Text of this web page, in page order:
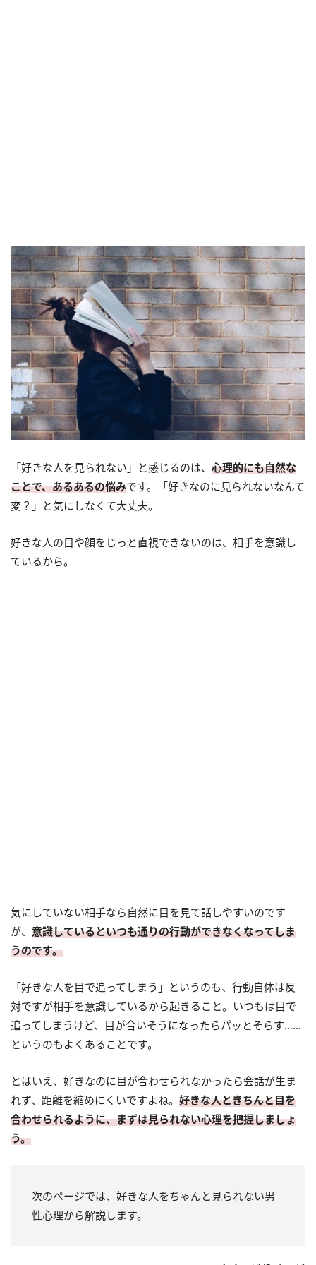
「好きな人を見られない」と感じるのは、 心理的にも自然な
ことで、あるあるの悩みです。「好きなのに見られないなんて
変？」と気にしなくて大丈夫。
好きな人の目や顔をじっと直視できないのは、相手を意識し
ているから。
気にしていない相手なら自然に目を見て話しやすいのです
が、 意識しているといつも通りの行動ができなくなってしま
うのです。
「好きな人を目で追ってしまう」というのも、行動自体は反
対ですが相手を意識しているから起きること。いつもは目で
追ってしまうけど、目が合いそうになったらパッとそらす……
というのもよくあることです。
とはいえ、好きなのに目が合わせられなかったら会話が生ま
れず、距離を縮めにくいですよね。 好きな人ときちんと目を
合わせられるように、まずは見られない心理を把握しましょ
う。
次のページでは、好きな人をちゃんと見られない男
性心理から解説します。